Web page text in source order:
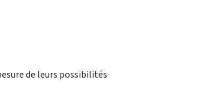
de leurs possibilités